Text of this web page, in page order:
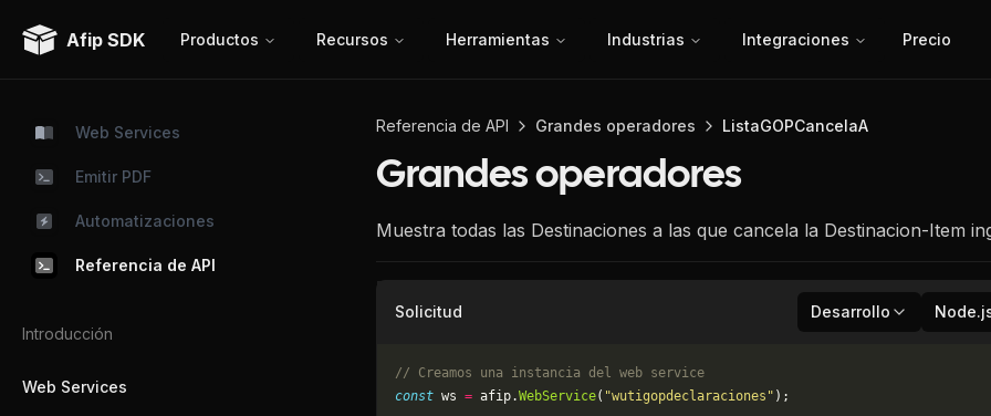
Afip SDK Productos Recursos Herramientas Industrias Integraciones Precio
Web Services
Emitir PDF
Automatizaciones
Referencia de API
Introducción
Web Services
Referencia de API Grandes operadores ListaGOPCancelaA
Grandes operadores
Muestra todas las Destinaciones a las que cancela la Destinacion-Item
Solicitud Desarrollo
// Creamos una instancia del web service
const ws = afip.WebService( "wutigopdeclaraciones" );